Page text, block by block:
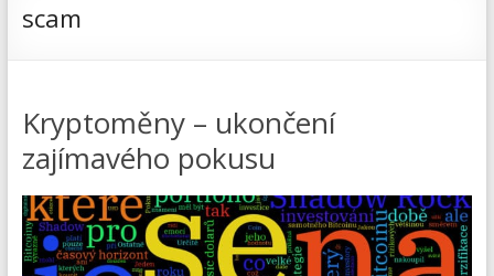
scam
Kryptoměny – ukončení
zajímavého pokusu